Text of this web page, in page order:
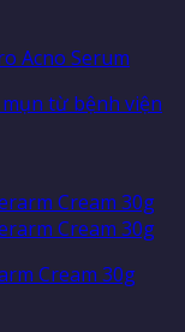
từ bệnh viện
Cream 30g